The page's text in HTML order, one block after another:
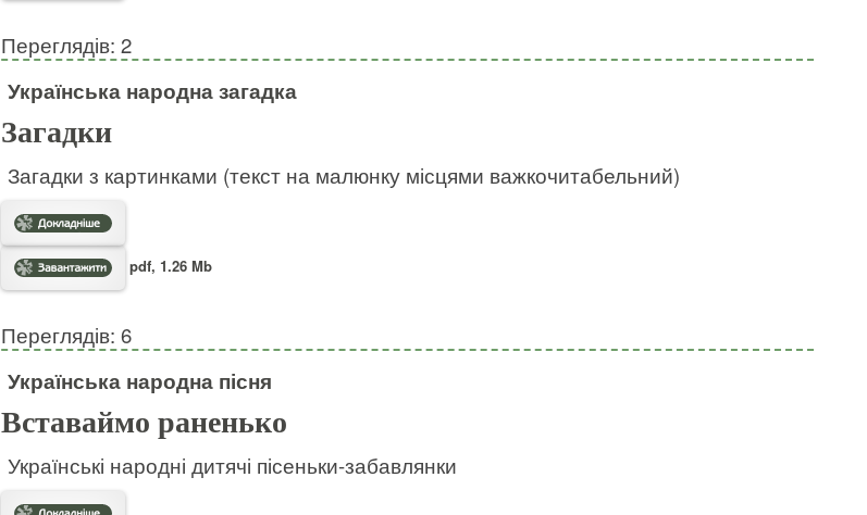
Переглядів: 2
Українська народна загадка
Загадки
Загадки з картинками (текст на малюнку місцями важкочитабельний)
pdf, 1.26 Mb
Переглядів: 6
Українська народна пісня
Вставаймо раненько
Українські народні дитячі пісеньки-забавлянки